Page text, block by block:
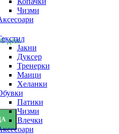
Чизми
Јакни
Дуксер
Тренерки
Маици
Хеланки
Патики
Чизми
Влечки
ден.